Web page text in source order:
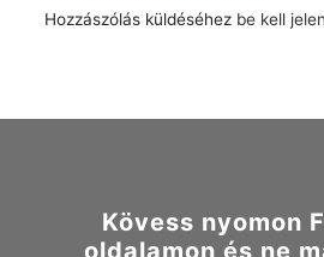
Hozzászólás küldéséhez be kell
Kövess nyomon
oldalamon és ne